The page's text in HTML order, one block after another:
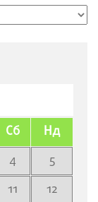
Сб Нд
4
5
11
12